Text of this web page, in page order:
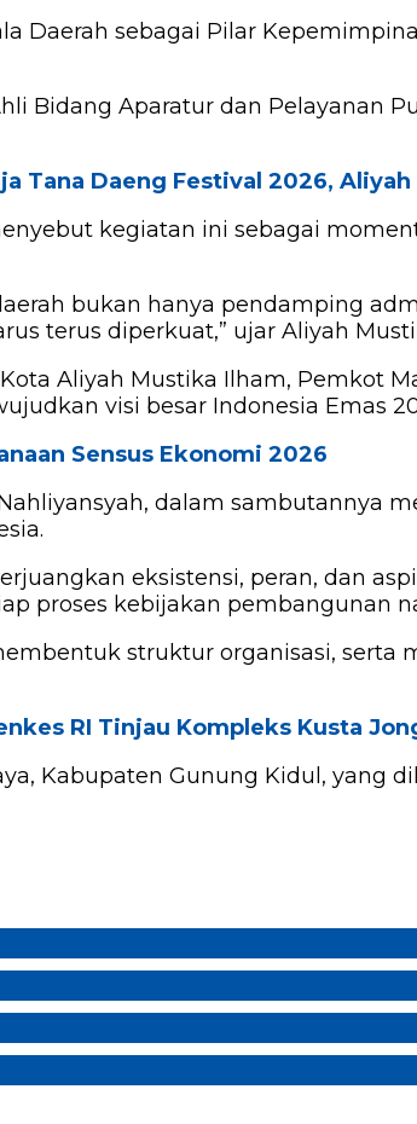
Daerah sebagai Pilar
Bidang Aparatur dan Pelayanan
Tana Daeng Festival 2026,
kegiatan ini sebagai
bukan hanya pendamping
terus diperkuat,” ujar Aliyah
Aliyah Mustika Ilham, Pemkot
visi besar Indonesia Emas
Sensus Ekonomi 2026
dalam sambutannya
eksistensi, peran, dan
proses kebijakan pembangunan
struktur organisasi,
RI Tinjau Kompleks Kusta
Kabupaten Gunung Kidul, yang